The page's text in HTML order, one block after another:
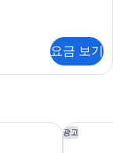
요금 보기
광고
코트야